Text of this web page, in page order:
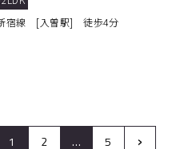
宿線 [入曽駅] 徒歩4分
1 2 … 5 ›